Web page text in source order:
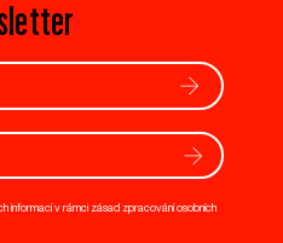
informací v rámci zásad zpracování osobních